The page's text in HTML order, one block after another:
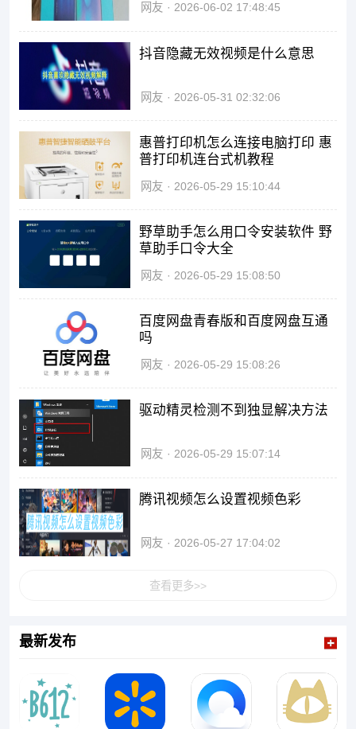
网友 2026-06-02 17:48:45
抖音隐藏无效视频是什么意思
网友 2026-05-31 02:32:06
惠普打印机怎么连接电脑打印 惠
普打印机连台式机教程
网友 2026-05-29 15:10:44
野草助手怎么用口令安装软件 野
草助手口令大全
网友 2026-05-29 15:08:50
百度网盘青春版和百度网盘互通
吗
网友 2026-05-29 15:08:26
驱动精灵检测不到独显解决方法
网友 2026-05-29 15:07:14
腾讯视频怎么设置视频色彩
网友 2026-05-27 17:04:02
查看更多>>
最新发布